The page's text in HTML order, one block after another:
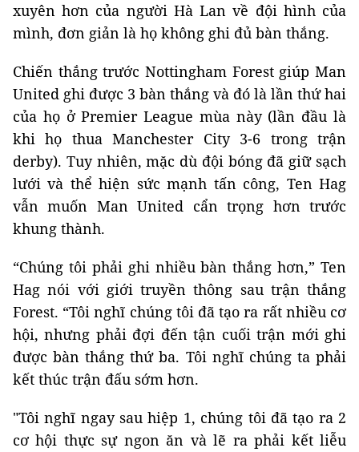
xuyên hơn của người Hà Lan về đội hình của
mình, đơn giản là họ không ghi đủ bàn thắng.
Chiến thắng trước Nottingham Forest giúp Man
United ghi được 3 bàn thắng và đó là lần thứ hai
của họ ở Premier League mùa này (lần đầu là
khi họ thua Manchester City 3-6 trong trận
derby). Tuy nhiên, mặc dù đội bóng đã giữ sạch
lưới và thể hiện sức mạnh tấn công, Ten Hag
vẫn muốn Man United cẩn trọng hơn trước
khung thành.
“Chúng tôi phải ghi nhiều bàn thắng hơn,” Ten
Hag nói với giới truyền thông sau trận thắng
Forest. “Tôi nghĩ chúng tôi đã tạo ra rất nhiều cơ
hội, nhưng phải đợi đến tận cuối trận mới ghi
được bàn thắng thứ ba. Tôi nghĩ chúng ta phải
kết thúc trận đấu sớm hơn.
"Tôi nghĩ ngay sau hiệp 1, chúng tôi đã tạo ra 2
cơ hội thực sự ngon ăn và lẽ ra phải kết liễu